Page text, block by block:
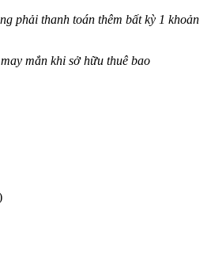
phải thanh toán thêm bất kỳ 1 khoản
mắn khi sở hữu thuê bao